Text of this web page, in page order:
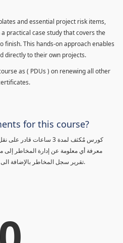
and essential project risk items,
practical case study that covers the
This hands-on approach enables
directly to their own projects.
as ( PDUs ) on renewing all other
for this course?
كورس مٌكثف لمدة 3
معرفة أي معلومة عن إدارة المخاطر إلى
تقرير سجل المخاطر بالإضافة الى المقدرة التامية لإدارة مخاطر المشاريع.